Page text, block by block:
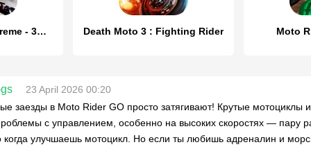
Highway Rider Extreme - 3D Mot Death Moto 3 : Fighting Rider Moto
23 April 2026 00:20
заезды в Moto Rider GO просто затягивают! Крутые мотоциклы
с управлением, особенно на высоких скоростях — пару
когда улучшаешь мотоцикл. Но если ты любишь адреналин и